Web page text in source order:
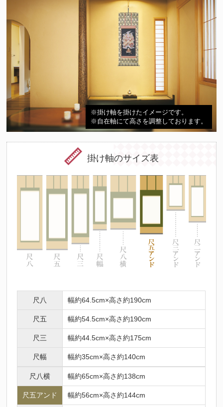
仏名
しゃかにょらい
文殊菩薩 もんじゅぼさつ
四七日 普賢菩薩 ふげんぼさつ
五七日 地蔵菩薩 じぞうぼさつ
七七日 薬師如来やくしにょらい
かんのんぼさつ
一周忌 勢至菩薩 せいしぼさつ
三回忌 阿弥陀如来あみだにょらい
七回忌 阿閃如来 あしゅくにょらい
大日如来だいにちにょらい
三十三回忌 虚空蔵菩薩
十三仏の中には、人それぞれの守り本尊があるとされています。
※掛け軸を掛けたイメージです。
※自在軸にて高さを調整しております。
掛け軸のサイズ表
尺八 幅約64.5cm×高さ約190cm
尺五 幅約54.5cm×高さ約190cm
尺三 幅約44.5cm×高さ約175cm
尺幅 幅約35cm×高さ約140cm
尺八横 幅約65cm×高さ約138cm
尺五アンド 幅約56cm×高さ約144cm